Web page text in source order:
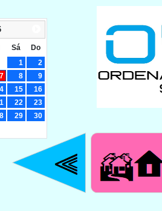
Sá
Do
1
2
7 8
9
15
16
22
23
29
30